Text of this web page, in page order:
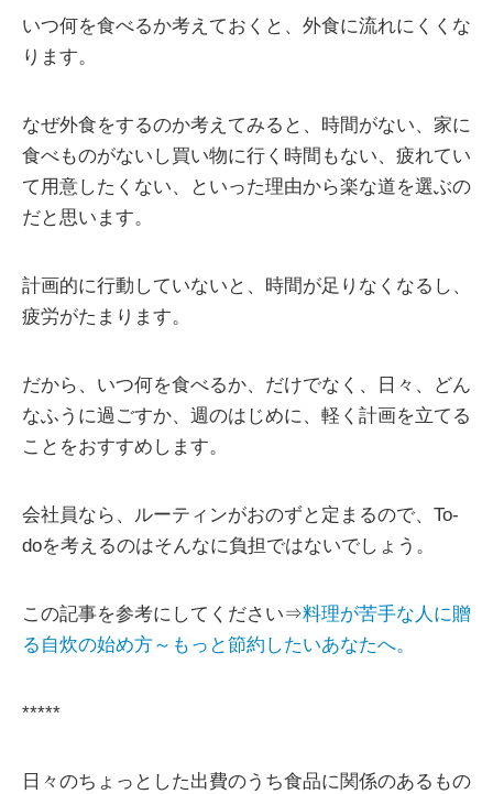
いつ何を食べるか考えておくと、外食に流れにくくな
ります。
なぜ外食をするのか考えてみると、時間がない、家に
食べものがないし買い物に行く時間もない、疲れてい
て用意したくない、といった理由から楽な道を選ぶの
だと思います。
計画的に行動していないと、時間が足りなくなるし、
疲労がたまります。
だから、いつ何を食べるか、だけでなく、日々、どん
なふうに過ごすか、週のはじめに、軽く計画を立てる
ことをおすすめします。
会社員なら、ルーティンがおのずと定まるので、To-
doを考えるのはそんなに負担ではないでしょう。
この記事を参考にしてください⇒料理が苦手な人に贈
る自炊の始め方～もっと節約したいあなたへ。
*****
日々のちょっとした出費のうち食品に関係のあるもの